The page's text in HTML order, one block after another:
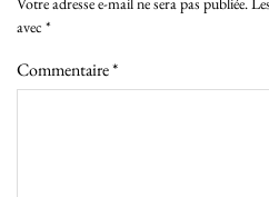
avec *
Commentaire*